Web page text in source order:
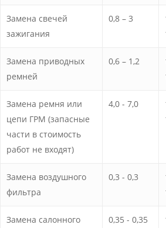
Замена свечей
зажигания
0,8 – 3
Замена приводных
ремней
0,6 – 1,2
Замена ремня или
цепи ГРМ (запасные
части в стоимость
работ не входят)
4,0 - 7,0
Замена воздушного
фильтра
0,3 - 0,3
Замена салонного
0,35 - 0,35